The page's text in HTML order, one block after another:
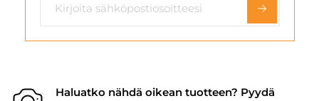
Haluatko nähdä oikean tuotteen? Pyydä